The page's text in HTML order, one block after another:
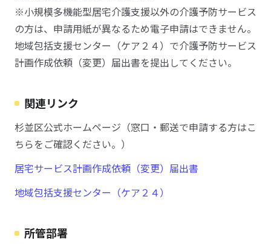
※小規模多機能型居宅介護支援以外の介護予防サービス
の方は、申請用紙が異なるため電子申請はできません。
地域包括支援センター（ケア２４）で介護予防サービス
計画作成依頼（変更）届出書を提出してください。
関連リンク
杉並区公式ホームページ（窓口・郵送で申請する方はこ
ちらをご確認ください。）
居宅サービス計画作成依頼（変更）届出書
地域包括支援センター（ケア２４）
所管部署